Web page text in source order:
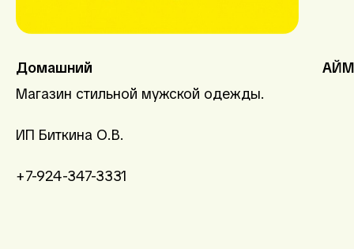
Домашний
Магазин стильной мужской одежды.
ИП Биткина О.В.
+7-924-347-3331